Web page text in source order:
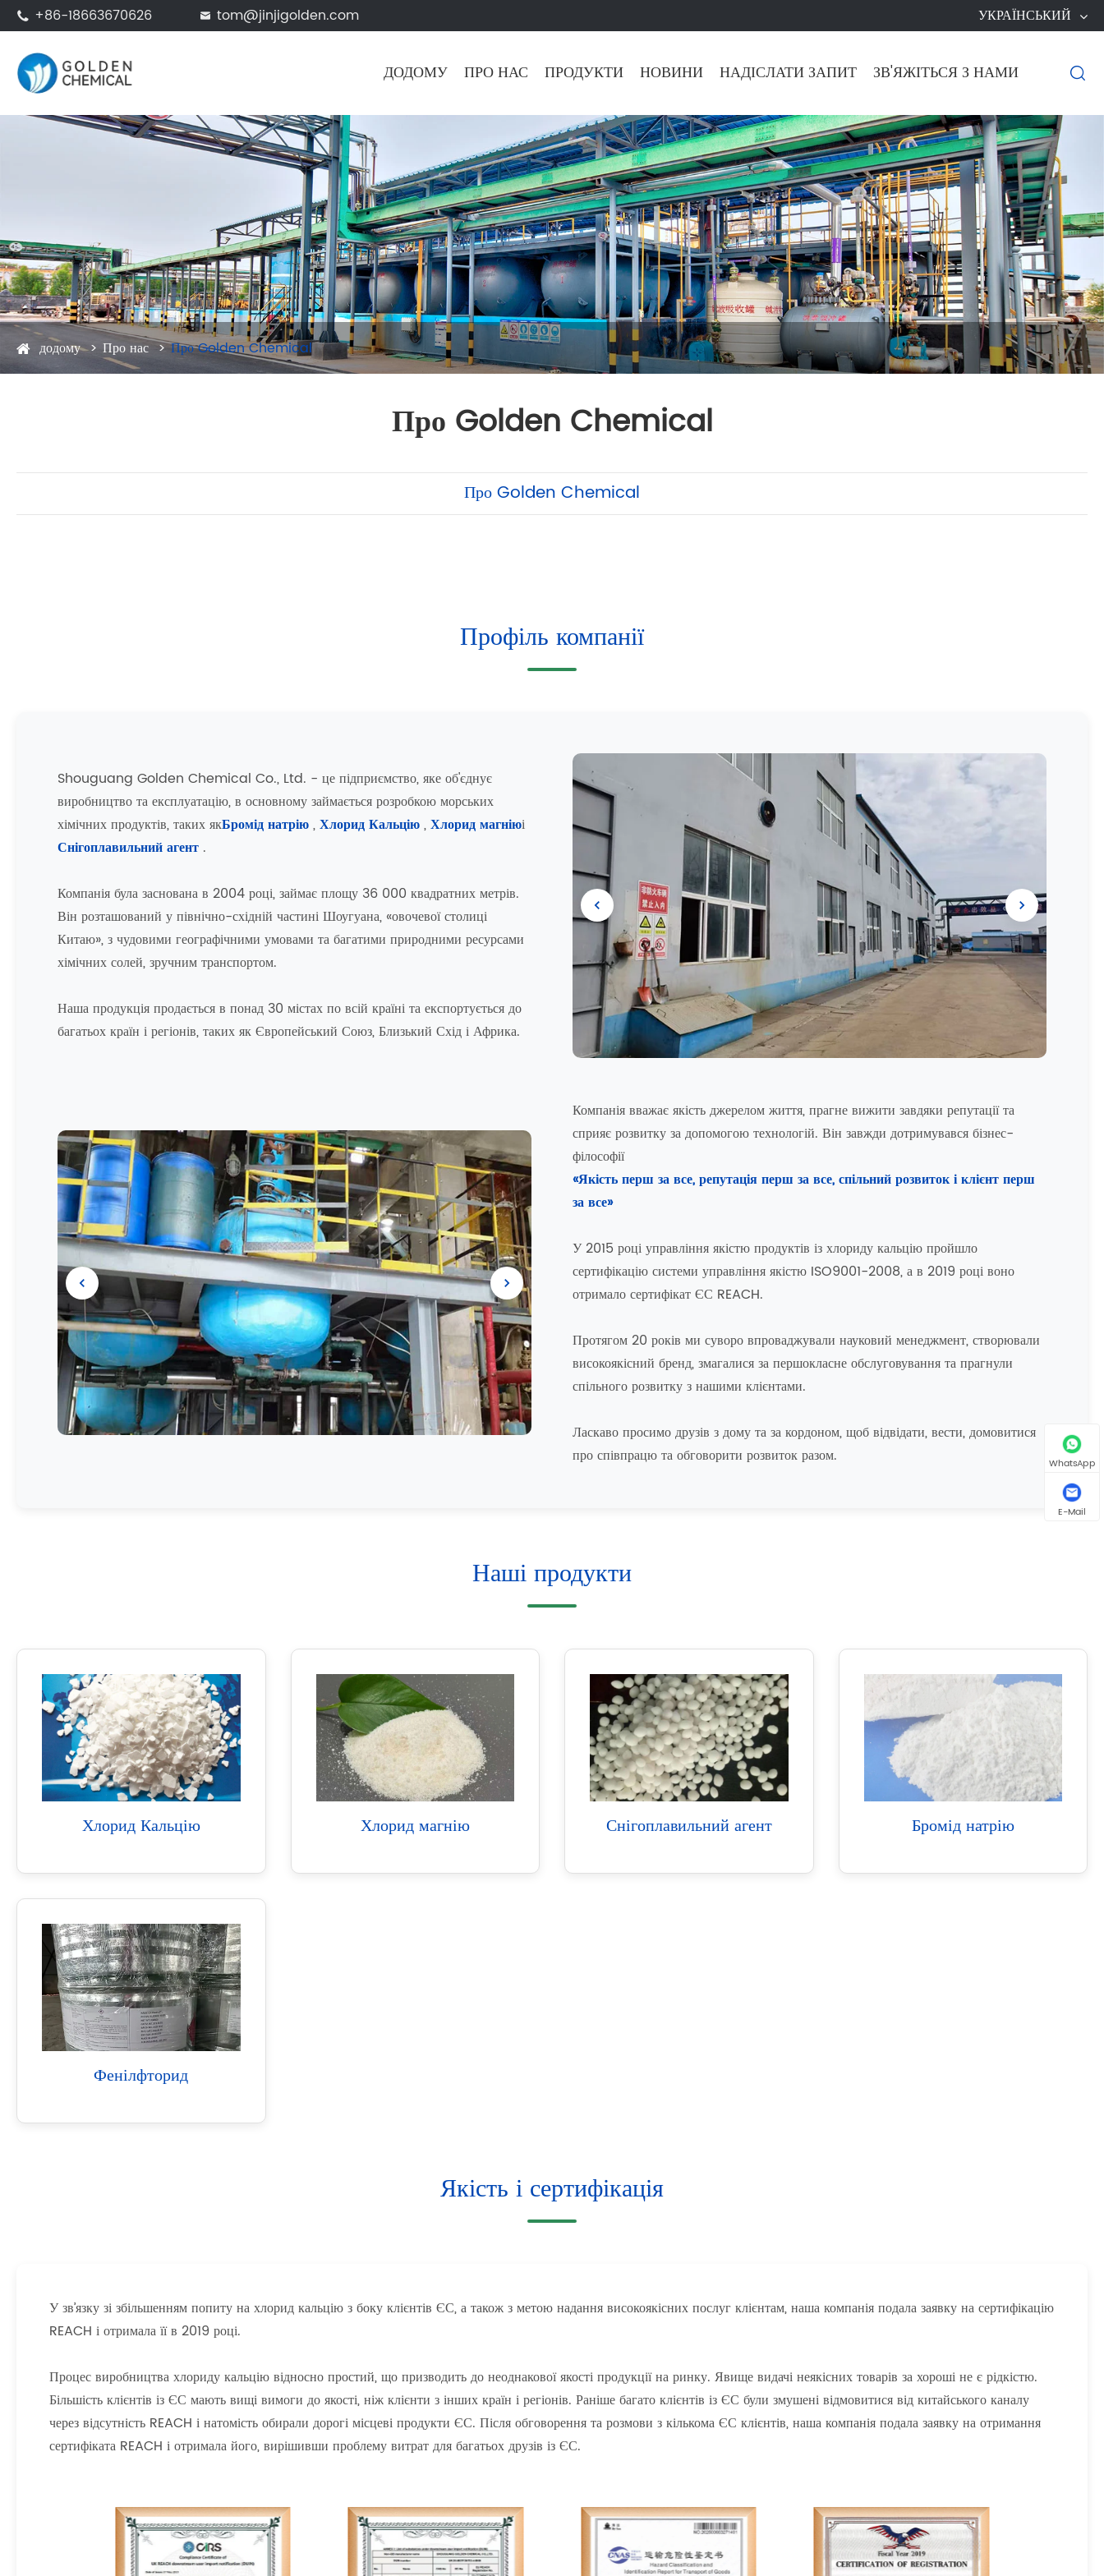
 +86-18663670626  tom@jinjigolden.com УКРАЇНСЬКИЙ
ДОДОМУ ПРО НАС ПРОДУКТИ НОВИНИ НАДІСЛАТИ ЗАПИТ ЗВ'ЯЖІТЬСЯ З НАМИ 
додому Про нас Про Golden Chemical
Про Golden Chemical
Про Golden Chemical
Профіль компанії
Shouguang Golden Chemical Co., Ltd. - це підприємство, яке об'єднує
виробництво та експлуатацію, в основному займається розробкою морських
хімічних продуктів, таких якБромід натрію,Хлорид Кальцію,Хлорид магніюі
Снігоплавильний агент .
Компанія була заснована в 2004 році, займає площу 36 000 квадратних метрів.
Він розташований у північно-східній частині Шоугуана, «овочевої столиці
Китаю», з чудовими географічними умовами та багатими природними ресурсами
хімічних солей, зручним транспортом.
Наша продукція продається в понад 30 містах по всій країні та експортується до
багатьох країн і регіонів, таких як Європейський Союз, Близький Схід і Африка.
Компанія вважає якість джерелом життя, прагне вижити завдяки репутації та
сприяє розвитку за допомогою технологій. Він завжди дотримувався бізнес-
філософії
«Якість перш за все, репутація перш за все, спільний розвиток і клієнт перш
за все»
У 2015 році управління якістю продуктів із хлориду кальцію пройшло
сертифікацію системи управління якістю ISO9001-2008, а в 2019 році воно
отримало сертифікат ЄС REACH.
Протягом 20 років ми суворо впроваджували науковий менеджмент, створювали
високоякісний бренд, змагалися за першокласне обслуговування та прагнули
спільного розвитку з нашими клієнтами.
Ласкаво просимо друзів з дому та за кордоном, щоб відвідати, вести, домовитися
про співпрацю та обговорити розвиток разом.
Наші продукти
Хлорид Кальцію Хлорид магнію Снігоплавильний агент Бромід натрію
Фенілфторид
Якість і сертифікація
У зв’язку зі збільшенням попиту на хлорид кальцію з боку клієнтів ЄС, а також з метою надання високоякісних послуг клієнтам, наша компанія подала заявку на сертифікацію
REACH і отримала її в 2019 році.
Процес виробництва хлориду кальцію відносно простий, що призводить до неоднакової якості продукції на ринку. Явище видачі неякісних товарів за хороші не є рідкістю.
Більшість клієнтів із ЄС мають вищі вимоги до якості, ніж клієнти з інших країн і регіонів. Раніше багато клієнтів із ЄС були змушені відмовитися від китайського каналу
через відсутність REACH і натомість обирали дорогі місцеві продукти ЄС. Після обговорення та розмови з кількома ЄС клієнтів, наша компанія подала заявку на отримання
сертифіката REACH і отримала його, вирішивши проблему витрат для багатьох друзів із ЄС.
WhatsApp
E-Mail